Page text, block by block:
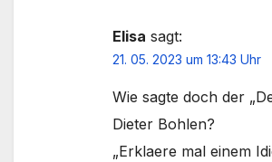
Elisa sagt:
21. 05. 2023 um 13:43 Uhr
Wie sagte doch der
Dieter Bohlen?
„Erklaere mal einem